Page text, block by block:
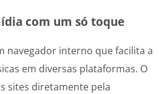
com um só toque
navegador interno que facilita a
em diversas plataformas. O
sites diretamente pela